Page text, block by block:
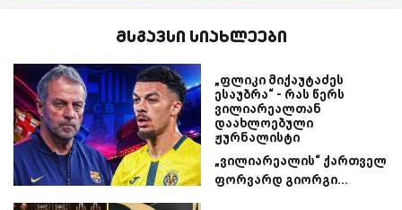
მსგავსი სიახლეები
„ფლიკი მიქაუტაძეს
ესაუბრა“ - რას წერს
ვილიარეალთან
დაახლოებული
ჟურნალისტი
„ვილიარეალის“ ქართველ
ფორვარდ გიორგი...